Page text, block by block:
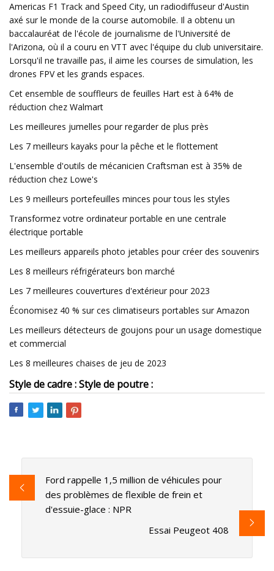
Americas F1 Track and Speed ​​City, un radiodiffuseur d'Austin
axé sur le monde de la course automobile. Il a obtenu un
baccalauréat de l'école de journalisme de l'Université de
l'Arizona, où il a couru en VTT avec l'équipe du club universitaire.
Lorsqu'il ne travaille pas, il aime les courses de simulation, les
drones FPV et les grands espaces.
Cet ensemble de souffleurs de feuilles Hart est à 64% de
réduction chez Walmart
Les meilleures jumelles pour regarder de plus près
Les 7 meilleurs kayaks pour la pêche et le flottement
L'ensemble d'outils de mécanicien Craftsman est à 35% de
réduction chez Lowe's
Les 9 meilleurs portefeuilles minces pour tous les styles
Transformez votre ordinateur portable en une centrale
électrique portable
Les meilleurs appareils photo jetables pour créer des souvenirs
Les 8 meilleurs réfrigérateurs bon marché
Les 7 meilleures couvertures d'extérieur pour 2023
Économisez 40 % sur ces climatiseurs portables sur Amazon
Les meilleurs détecteurs de goujons pour un usage domestique
et commercial
Les 8 meilleures chaises de jeu de 2023
Style de cadre : Style de poutre :
Ford rappelle 1,5 million de véhicules pour
des problèmes de flexible de frein et
d'essuie-glace : NPR
Essai Peugeot 408